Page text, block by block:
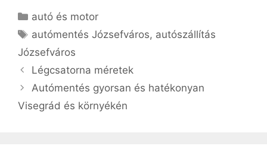
Kategória
autó és motor
Címkék
autómentés Józsefváros, autószállítás
Józsefváros
Légcsatorna méretek
Autómentés gyorsan és hatékonyan
Visegrád és környékén